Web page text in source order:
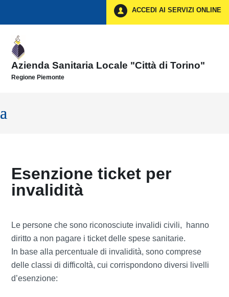
ACCEDI AI SERVIZI ONLINE
Azienda Sanitaria Locale "Città di Torino"
Regione Piemonte
Esenzione ticket per
invalidità
Le persone che sono riconosciute invalidi civili, hanno
diritto a non pagare i ticket delle spese sanitarie.
In base alla percentuale di invalidità, sono comprese
delle classi di difficoltà, cui corrispondono diversi livelli
d’esenzione: